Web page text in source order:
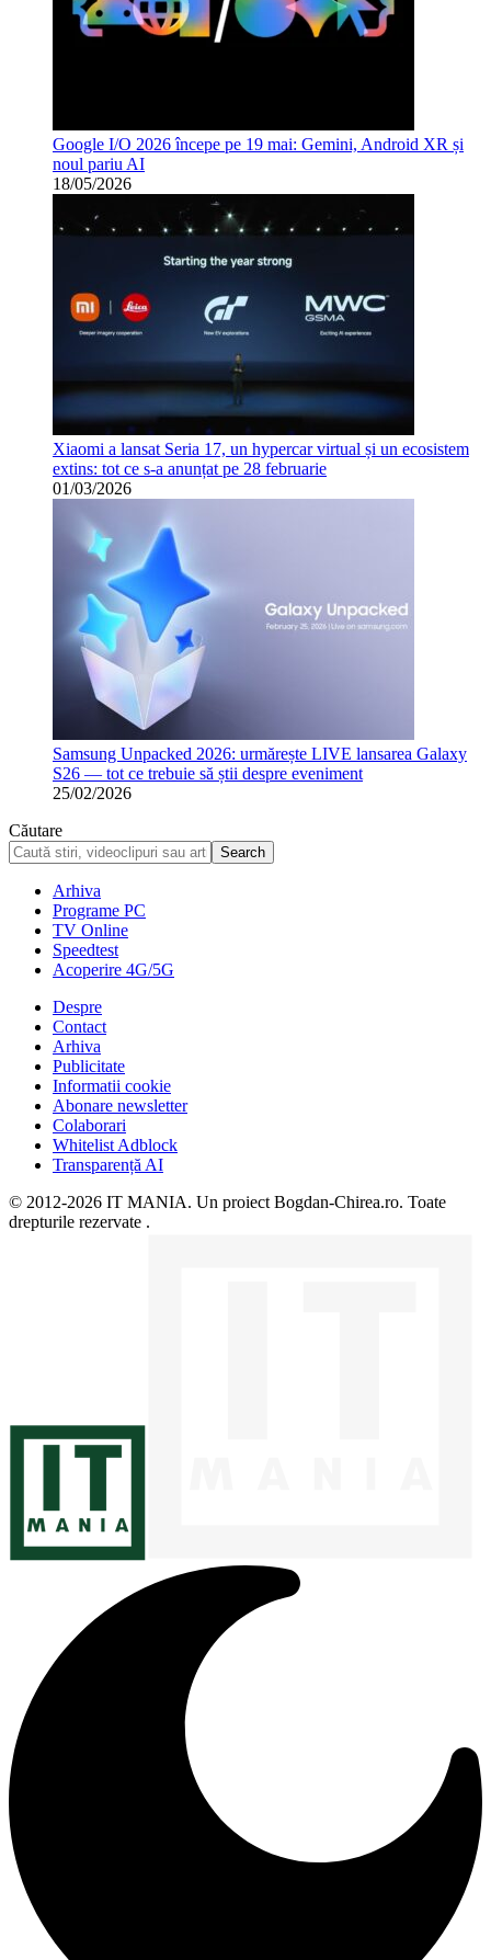
Google I/O 2026 începe pe 19 mai: Gemini, Android XR și
noul pariu AI
18/05/2026
Xiaomi a lansat Seria 17, un hypercar virtual și un ecosistem
extins: tot ce s-a anunțat pe 28 februarie
01/03/2026
Samsung Unpacked 2026: urmărește LIVE lansarea Galaxy
S26 — tot ce trebuie să știi despre eveniment
25/02/2026
Căutare
Arhiva
Programe PC
TV Online
Speedtest
Acoperire 4G/5G
Despre
Contact
Arhiva
Publicitate
Informatii cookie
Abonare newsletter
Colaborari
Whitelist Adblock
Transparență AI
© 2012-2026 IT MANIA. Un proiect Bogdan-Chirea.ro. Toate
drepturile rezervate .